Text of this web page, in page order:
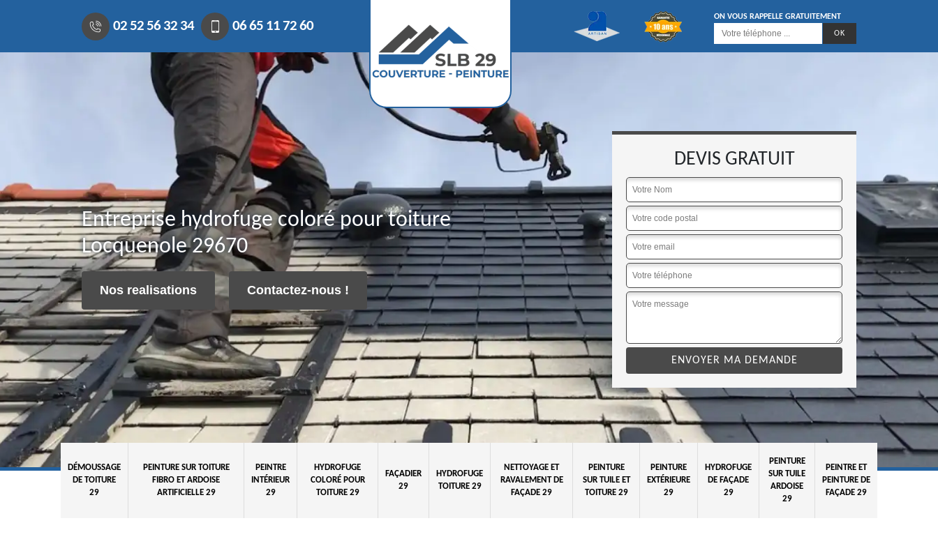
02 52 56 32 34 06 65 11 72 60
ON VOUS RAPPELLE GRATUITEMENT
Entreprise hydrofuge coloré pour toiture
Locquenole 29670
Nos realisations Contactez-nous !
DEVIS GRATUIT
DÉMOUSSAGE
DE TOITURE
29
PEINTURE SUR TOITURE
FIBRO ET ARDOISE
ARTIFICIELLE 29
PEINTRE
INTÉRIEUR
29
HYDROFUGE
COLORÉ POUR
TOITURE 29
FAÇADIER
29
HYDROFUGE
TOITURE 29
NETTOYAGE ET
RAVALEMENT DE
FAÇADE 29
PEINTURE
SUR TUILE ET
TOITURE 29
PEINTURE
EXTÉRIEURE
29
HYDROFUGE
DE FAÇADE
29
PEINTURE
SUR TUILE
ARDOISE
29
PEINTRE ET
PEINTURE DE
FAÇADE 29